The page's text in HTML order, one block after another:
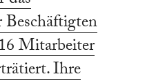
Mitarbeiter
Ihre